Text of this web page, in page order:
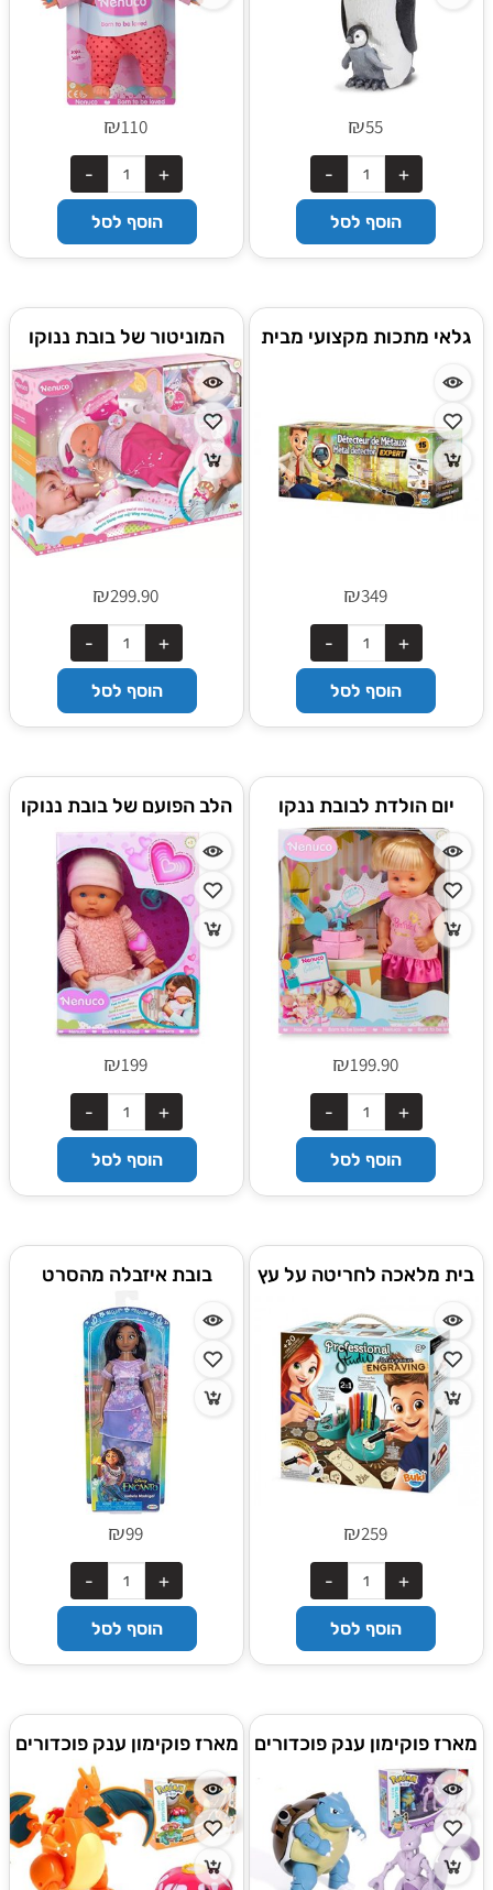
₪55
הוסף לסל
₪110
הוסף לסל
גלאי מתכות מקצועי מבית
₪349
הוסף לסל
המוניטור של בובת ננוקו
הקסומה שלי
₪299.90
הוסף לסל
יום הולדת לבובת ננקו
הקסומה שלי
₪199.90
הוסף לסל
הלב הפועם של בובת ננוקו
שלי
₪199
הוסף לסל
בית מלאכה לחריטה על עץ
₪259
הוסף לסל
בובת איזבלה מהסרט
₪99
הוסף לסל
מארז פוקימון ענק פוכדורים
זוגי BLASTOISE &
MEWTWO
מארז פוקימון ענק פוכדורים
זוגי NENUSAUR &
CHARIZARD